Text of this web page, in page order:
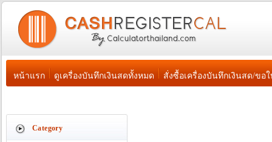
หน้าแรก ดูเครื่องบันทึกเงินสดทั้งหมด สั่งซื้อเครื่องบันทึกเงินสด/ขอ
Category